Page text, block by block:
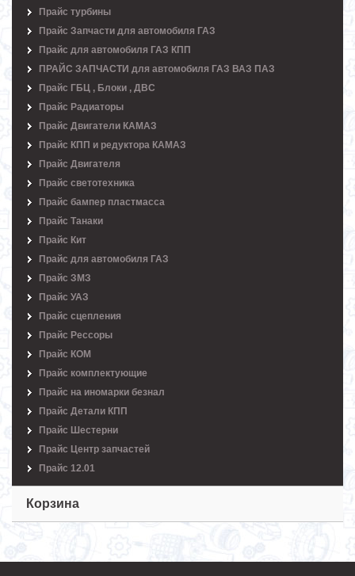
Прайс турбины
Прайс Запчасти для автомобиля ГАЗ
Прайс для автомобиля ГАЗ КПП
ПРАЙС ЗАПЧАСТИ для автомобиля ГАЗ ВАЗ ПАЗ
Прайс ГБЦ , Блоки , ДВС
Прайс Радиаторы
Прайс Двигатели КАМАЗ
Прайс КПП и редуктора КАМАЗ
Прайс Двигателя
Прайс светотехника
Прайс бампер пластмасса
Прайс Танаки
Прайс Кит
Прайс для автомобиля ГАЗ
Прайс ЗМЗ
Прайс УАЗ
Прайс сцепления
Прайс Рессоры
Прайс КОМ
Прайс комплектующие
Прайс на иномарки безнал
Прайс Детали КПП
Прайс Шестерни
Прайс Центр запчастей
Прайс 12.01
Корзина